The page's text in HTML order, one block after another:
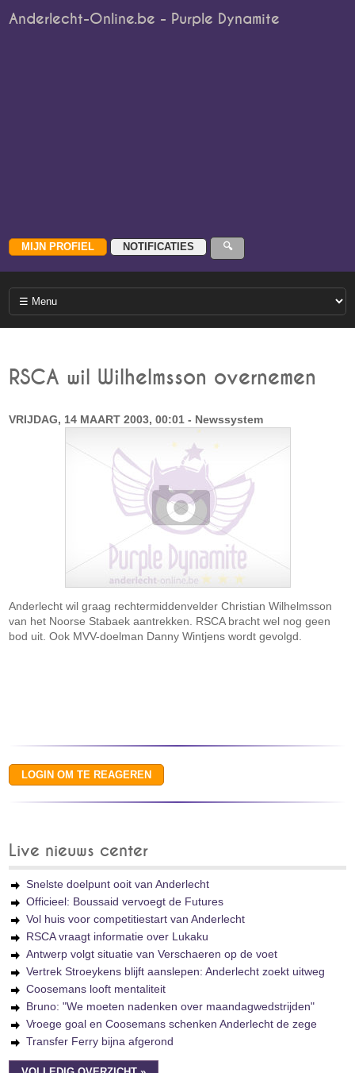
Anderlecht-Online.be - Purple Dynamite
RSCA wil Wilhelmsson overnemen
VRIJDAG, 14 MAART 2003, 00:01 - Newssystem
Anderlecht wil graag rechtermiddenvelder Christian Wilhelmsson
van het Noorse Stabaek aantrekken. RSCA bracht wel nog geen
bod uit. Ook MVV-doelman Danny Wintjens wordt gevolgd.
Live nieuws center
Snelste doelpunt ooit van Anderlecht
Officieel: Boussaid vervoegt de Futures
Vol huis voor competitiestart van Anderlecht
RSCA vraagt informatie over Lukaku
Antwerp volgt situatie van Verschaeren op de voet
Vertrek Stroeykens blijft aanslepen: Anderlecht zoekt uitweg
Coosemans looft mentaliteit
Bruno: "We moeten nadenken over maandagwedstrijden"
Vroege goal en Coosemans schenken Anderlecht de zege
Transfer Ferry bijna afgerond